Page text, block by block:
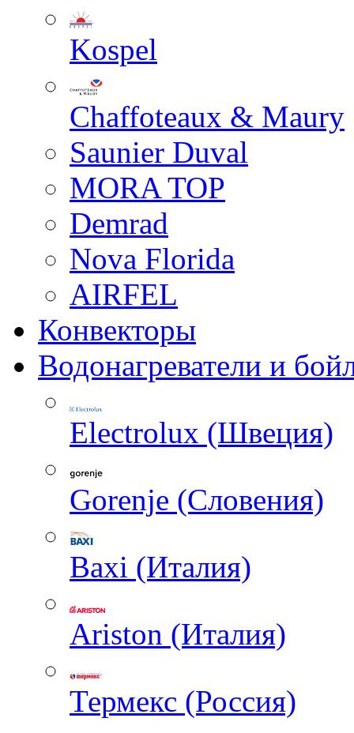
Kospel
Chaffoteaux & Maury
Saunier Duval
MORA TOP
Demrad
Nova Florida
AIRFEL
Конвекторы
Водонагреватели и
Electrolux (Швеция)
Gorenje (Словения)
Baxi (Италия)
Ariston (Италия)
Термекс (Россия)